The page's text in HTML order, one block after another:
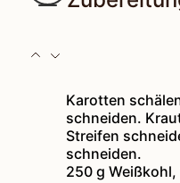
Karotten
schneiden.
Streifen
schneiden.
250 g Weißkohl,